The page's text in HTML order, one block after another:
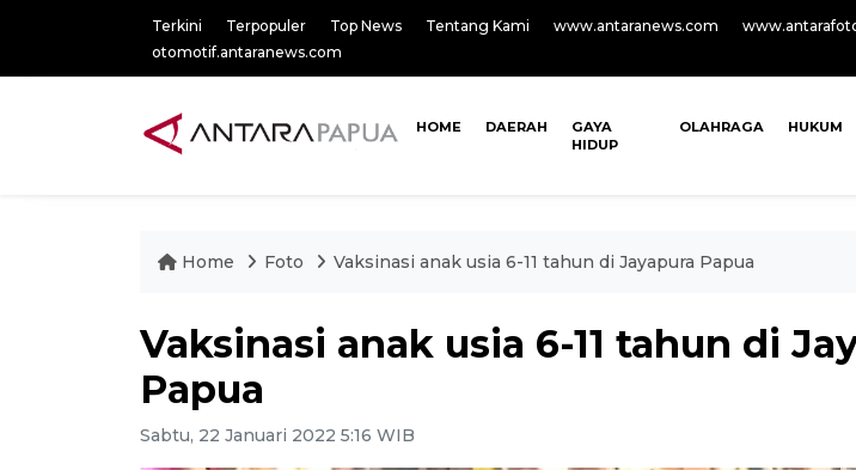
Terkini Terpopuler Top News Tentang Kami www.antaranews.com
otomotif.antaranews.com
HOME DAERAH
GAYA
HIDUP
OLAHRAGA HUKUM
Home Foto Vaksinasi anak usia 6-11 tahun di Jayapura Papua
Vaksinasi anak usia 6-11 tahun di
Papua
Sabtu, 22 Januari 2022 5:16 WIB